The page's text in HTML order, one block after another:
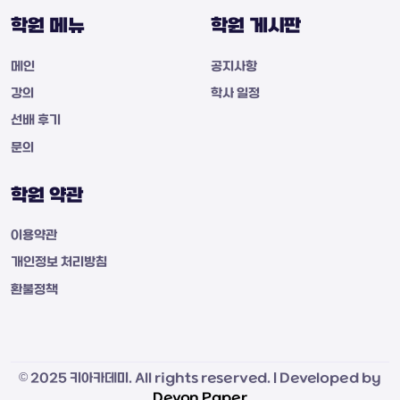
학원 메뉴
메인
강의
선배 후기
문의
학원 게시판
공지사항
학사 일정
학원 약관
이용약관
개인정보 처리방침
환불정책
© 2025 키아카데미. All rights reserved. | Developed by